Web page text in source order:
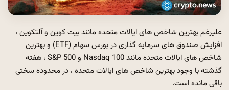
علیرغم بهترین شاخص های ایالات متحده مانند بیت کوین و آلتکوین ،
افزایش صندوق های سرمایه گذاری در بورس سهام (ETF) و بهترین
شاخص های ایالات متحده مانند Nasdaq 100 و S&P 500 ، هفته
گذشته با وجود بهترین شاخص های ایالات متحده ، در محدوده سختی
باقی مانده است.